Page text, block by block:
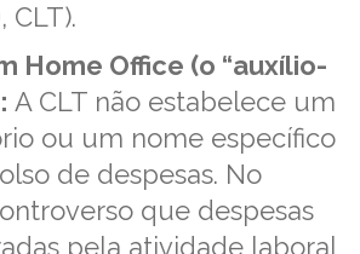
CLT).
Home Office (o “auxílio-
A CLT não estabelece um
ou um nome específico
de despesas. No
que despesas
pela atividade laboral